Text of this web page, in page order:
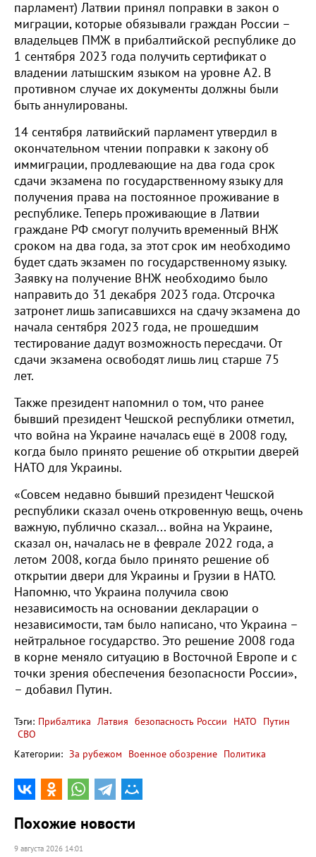
парламент) Латвии принял поправки в закон о
миграции, которые обязывали граждан России –
владельцев ПМЖ в прибалтийской республике до
1 сентября 2023 года получить сертификат о
владении латышским языком на уровне A2. В
противном случае их документы должны были
быть аннулированы.
14 сентября латвийский парламент утвердил в
окончательном чтении поправки к закону об
иммиграции, продлевающие на два года срок
сдачи экзамена по государственному языку для
получения права на постоянное проживание в
республике. Теперь проживающие в Латвии
граждане РФ смогут получить временный ВНЖ
сроком на два года, за этот срок им необходимо
будет сдать экзамен по государственному языку.
Заявку на получение ВНЖ необходимо было
направить до 31 декабря 2023 года. Отсрочка
затронет лишь записавшихся на сдачу экзамена до
начала сентября 2023 года, не прошедшим
тестирование дадут возможность пересдачи. От
сдачи экзамена освободят лишь лиц старше 75
лет.
Также президент напомнил о том, что ранее
бывший президент Чешской республики отметил,
что война на Украине началась ещё в 2008 году,
когда было принято решение об открытии дверей
НАТО для Украины.
«Совсем недавно бывший президент Чешской
республики сказал очень откровенную вещь, очень
важную, публично сказал... война на Украине,
сказал он, началась не в феврале 2022 года, а
летом 2008, когда было принято решение об
открытии двери для Украины и Грузии в НАТО.
Напомню, что Украина получила свою
независимость на основании декларации о
независимости, там было написано, что Украина –
нейтральное государство. Это решение 2008 года
в корне меняло ситуацию в Восточной Европе и с
точки зрения обеспечения безопасности России»,
– добавил Путин.
Тэги: Прибалтика Латвия безопасность России НАТО
Путин
СВО
Категории: За рубежом Военное обозрение Политика
Похожие новости
9 августа 2026 14:01